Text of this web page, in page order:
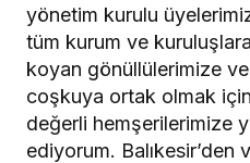
yönetim kurulu
tüm kurum ve
koyan gönüllülerimize
coşkuya ortak olmak
değerli hemşerilerimize
ediyorum. Balıkesir’den